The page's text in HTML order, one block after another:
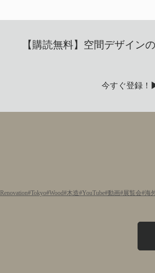
【購読無料】空間デザイン
今すぐ登録！
Renovation Tokyo Wood 木造 YouTube 動画 展覧会 海